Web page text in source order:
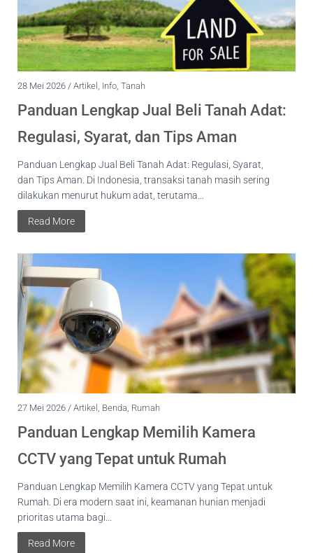
28 Mei 2026 / Artikel , Info, Tanah
Panduan Lengkap Jual Beli Tanah Adat:
Regulasi, Syarat, dan Tips Aman
Panduan Lengkap Jual Beli Tanah Adat: Regulasi, Syarat,
dan Tips Aman. Di Indonesia, transaksi tanah masih sering
dilakukan menurut hukum adat, terutama...
Read More
27 Mei 2026 / Artikel , Benda, Rumah
Panduan Lengkap Memilih Kamera
CCTV yang Tepat untuk Rumah
Panduan Lengkap Memilih Kamera CCTV yang Tepat untuk
Rumah. Di era modern saat ini, keamanan hunian menjadi
prioritas utama bagi...
Read More